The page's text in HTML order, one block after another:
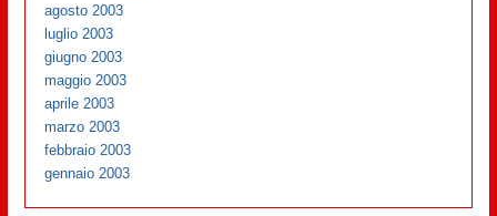
agosto 2003
luglio 2003
giugno 2003
maggio 2003
aprile 2003
marzo 2003
febbraio 2003
gennaio 2003